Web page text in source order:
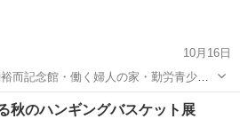
10月16日
而記念館・働く婦人の家・勤労青少年
マルシェ 音楽とアートクラフトフェ
展示会 音楽堂
秋のハンギングバスケット展